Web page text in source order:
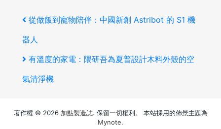
章
導
覽
上
一
篇
文
從做飯到寵物陪伴：中國新創 Astribot 的 S1 機
器人
下
一
文
有溫度的家電：隈研吾為夏普設計木料外殼的空
氣清淨機
著作權 © 2026 加點製造誌. 保留一切權利。 本站採用的佈景主題為
Mynote.